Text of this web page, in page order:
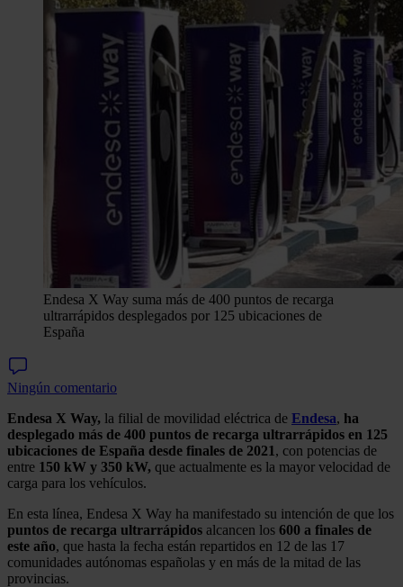
Endesa X Way suma más de 400 puntos de recarga
ultrarrápidos desplegados por 125 ubicaciones de
España
Ningún comentario
Endesa X Way, la filial de movilidad eléctrica de Endesa, ha
desplegado más de 400 puntos de recarga ultrarrápidos en 125
ubicaciones de España desde finales de 2021 , con potencias de
entre 150 kW y 350 kW, que actualmente es la mayor velocidad de
carga para los vehículos.
En esta línea, Endesa X Way ha manifestado su intención de que los
puntos de recarga ultrarrápidos alcancen los 600 a finales de
este año, que hasta la fecha están repartidos en 12 de las 17
comunidades autónomas españolas y en más de la mitad de las
provincias.